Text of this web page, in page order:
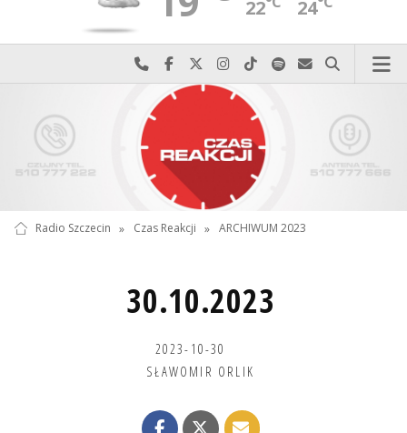
22 24
Najlepiej po prostu do nas zadzwoń
Odwiedź nas na Facebook-u
Odwiedź nas na X
Odwiedź nas na Instagram-ie
Odwiedź nas na TikTok-u
Szukaj nas na Spotify
Wyślij do nas
Szukaj
Radio Szczecin » Czas Reakcji » ARCHIWUM 2023
30.10.2023
2023-10-30
SŁAWOMIR ORLIK